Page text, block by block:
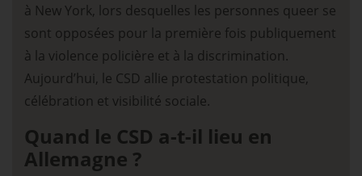
à New York, lors desquelles les personnes queer se
sont opposées pour la première fois publiquement
à la violence policière et à la discrimination.
Aujourd’hui, le CSD allie protestation politique,
célébration et visibilité sociale.
Quand le CSD a-t-il lieu en
Allemagne ?